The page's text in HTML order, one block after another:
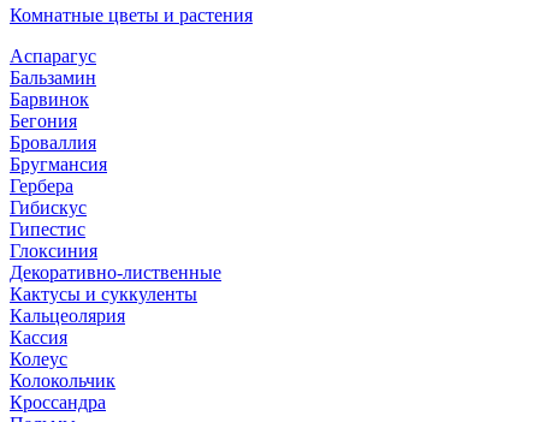
Комнатные цветы и растения
Аспарагус
Бальзамин
Барвинок
Бегония
Броваллия
Бругмансия
Гербера
Гибискус
Гипестис
Глоксиния
Декоративно-лиственные
Кактусы и суккуленты
Кальцеолярия
Кассия
Колеус
Колокольчик
Кроссандра